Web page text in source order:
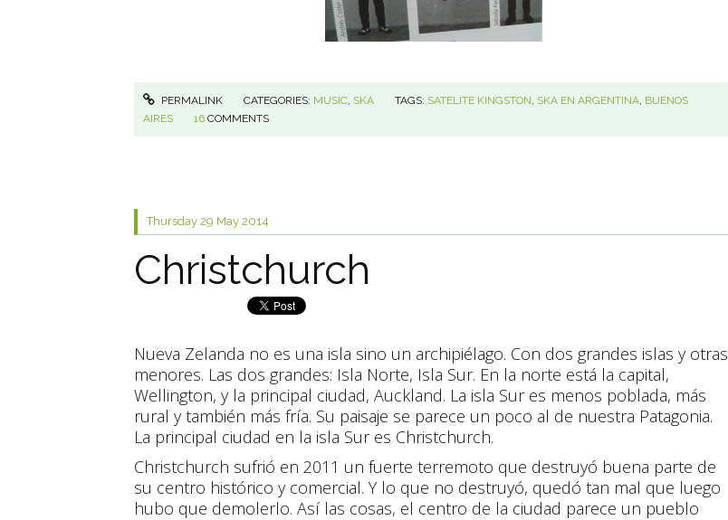
PERMALINK CATEGORIES: MUSIC, SKA TAGS: SATELITE KINGSTON, SKA EN ARGENTINA, BUENOS
AIRES
16 COMMENTS
Thursday 29 May 2014
Christchurch
Nueva Zelanda no es una isla sino un archipiélago. Con dos grandes islas y otras
menores. Las dos grandes: Isla Norte, Isla Sur. En la norte está la capital,
Wellington, y la principal ciudad, Auckland. La isla Sur es menos poblada, más
rural y también más fría. Su paisaje se parece un poco al de nuestra Patagonia.
La principal ciudad en la isla Sur es Christchurch.
Christchurch sufrió en 2011 un fuerte terremoto que destruyó buena parte de
su centro histórico y comercial. Y lo que no destruyó, quedó tan mal que luego
hubo que demolerlo. Así las cosas, el centro de la ciudad parece un pueblo